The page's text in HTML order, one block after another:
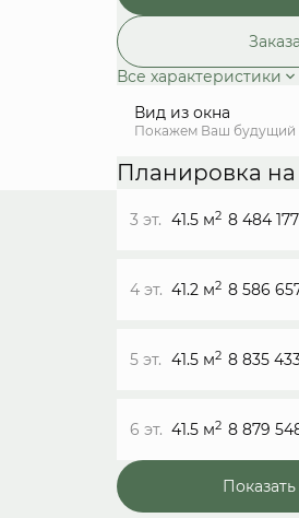
Все характеристики
Вид из окна
Покажем Ваш будущий
Планировка на
3 эт. 41.5 м2 8 484
4 эт. 41.2 м2 8 586
5 эт. 41.5 м2 8 835
6 эт. 41.5 м2 8 879